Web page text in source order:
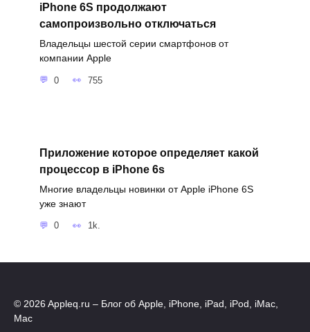
iPhone 6S продолжают
самопроизвольно отключаться
Владельцы шестой серии смартфонов от
компании Apple
0 755
Приложение которое определяет какой
процессор в iPhone 6s
Многие владельцы новинки от Apple iPhone 6S
уже знают
0 1k.
© 2026 Appleq.ru – Блог об Apple, iPhone, iPad, iPod, iMac,
Mac